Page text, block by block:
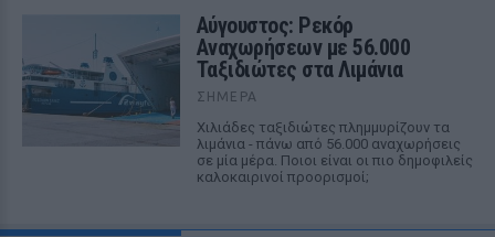
Αύγουστος: Ρεκόρ
Αναχωρήσεων με 56.000
Ταξιδιώτες στα Λιμάνια
ΣΉΜΕΡΑ
Χιλιάδες ταξιδιώτες πλημμυρίζουν τα
λιμάνια - πάνω από 56.000 αναχωρήσεις
σε μία μέρα. Ποιοι είναι οι πιο δημοφιλείς
καλοκαιρινοί προορισμοί;